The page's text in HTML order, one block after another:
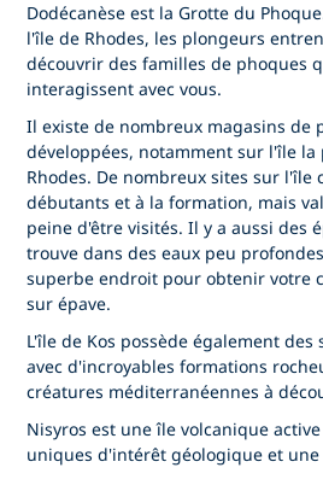
Dodécanèse est la Grotte du
l'île de Rhodes, les plongeurs
découvrir des familles de phoques
interagissent avec vous.
Il existe de nombreux magasins de
développées, notamment sur l'île
Rhodes. De nombreux sites sur l'île
débutants et à la formation, mais
peine d'être visités. Il y a aussi des
trouve dans des eaux peu
superbe endroit pour obtenir votre
sur épave.
L'île de Kos possède également des
avec d'incroyables formations
créatures méditerranéennes à
Nisyros est une île volcanique
uniques d'intérêt géologique et